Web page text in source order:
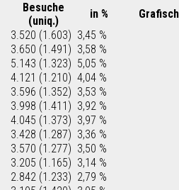
Besuche
(uniq.)
in %
Grafisch
3.520 (1.603) 3,45 %
3.650 (1.491) 3,58 %
5.143 (1.323) 5,05 %
4.121 (1.210) 4,04 %
3.596 (1.352) 3,53 %
3.998 (1.411) 3,92 %
4.045 (1.373) 3,97 %
3.428 (1.287) 3,36 %
3.570 (1.277) 3,50 %
3.205 (1.165) 3,14 %
2.842 (1.233) 2,79 %